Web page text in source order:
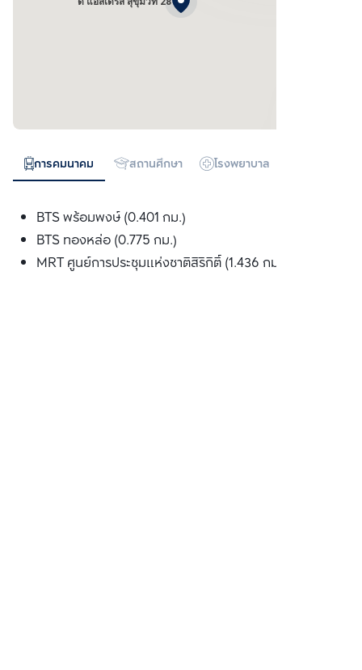
การคมนาคม สถานศึกษา โรงพยาบาล
BTS พร้อมพงษ์ (0.401 กม.)
BTS ทองหล่อ (0.775 กม.)
MRT ศูนย์การประชุมแห่งชาติสิริกิติ์ (1.436 กม.)